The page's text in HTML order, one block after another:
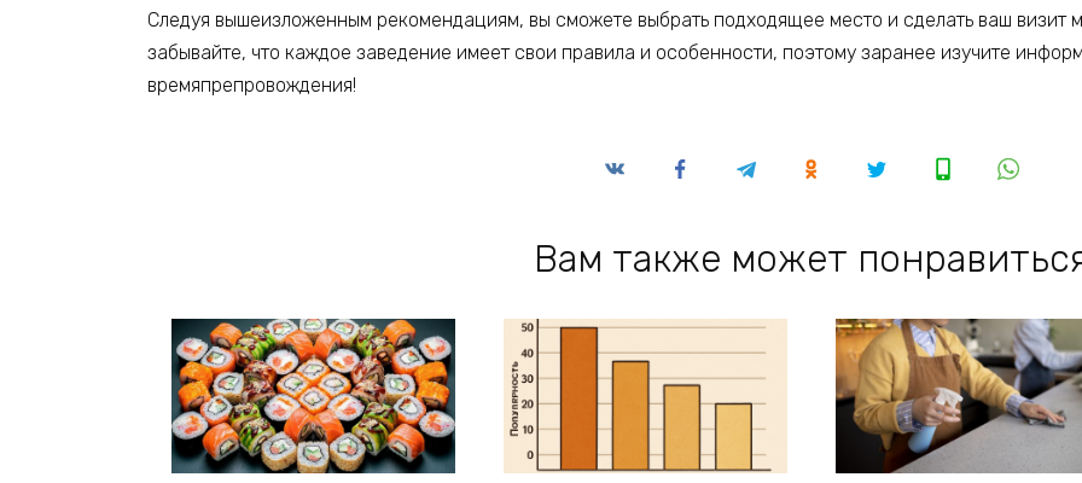
Следуя вышеизложенным рекомендациям, вы сможете выбрать подходящее место и сделать ваш визит
забывайте, что каждое заведение имеет свои правила и особенности, поэтому заранее изучите
времяпрепровождения!
Вам также может